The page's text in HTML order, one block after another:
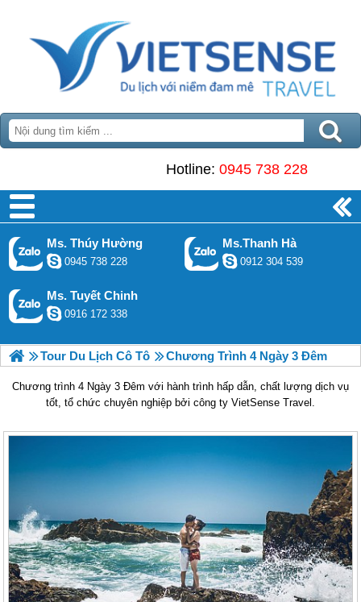
Hotline: 0945 738 228
Ms. Thúy Hường
0945 738 228
Ms.Thanh Hà
0912 304 539
Ms. Tuyết Chinh
0916 172 338
Tour Du Lịch Cô Tô Chương Trình 4 Ngày 3 Đêm
Chương trình 4 Ngày 3 Đêm với hành trình hấp dẫn, chất lượng dịch vụ
tốt, tổ chức chuyên nghiệp bởi công ty VietSense Travel.